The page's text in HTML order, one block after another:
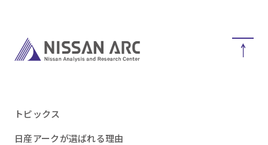
トピックス
日産アークが選ばれる理由